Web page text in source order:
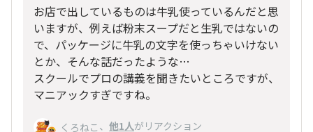
お店で出しているものは牛乳使っているんだと思
いますが、例えば粉末スープだと生乳ではないの
で、パッケージに牛乳の文字を使っちゃいけない
とか、そんな話だったような…
スクールでプロの講義を聞きたいところですが、
マニアックすぎですね。
くろねこ 、 他1人がリアクション